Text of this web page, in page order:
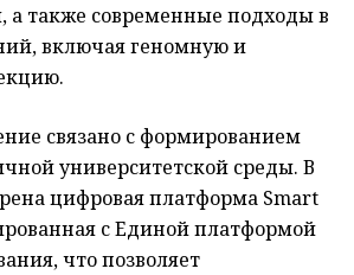
а также современные подходы в
включая геномную и
связано с формированием
университетской среды. В
цифровая платформа Smart
с Единой платформой
что позволяет